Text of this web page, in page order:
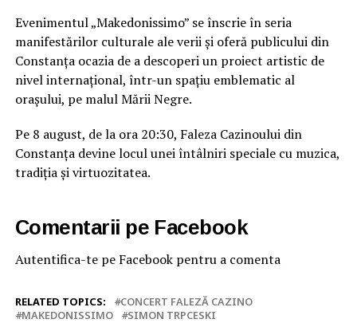
Evenimentul „Makedonissimo” se înscrie în seria
manifestărilor culturale ale verii și oferă publicului din
Constanța ocazia de a descoperi un proiect artistic de
nivel internațional, într-un spațiu emblematic al
orașului, pe malul Mării Negre.
Pe 8 august, de la ora 20:30, Faleza Cazinoului din
Constanța devine locul unei întâlniri speciale cu muzica,
tradiția și virtuozitatea.
Comentarii pe Facebook
Autentifica-te pe Facebook pentru a comenta
RELATED TOPICS:
CONCERT FALEZĂ CAZINO
MAKEDONISSIMO
SIMON TRPCESKI